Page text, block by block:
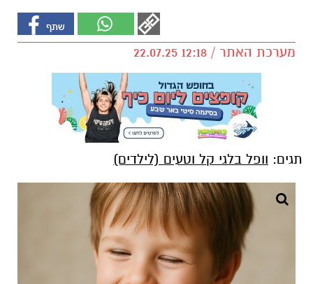
מערכת האתר / 12:18 22.07.25
תגים: וופל בלגי קל וטעים (לילדים)